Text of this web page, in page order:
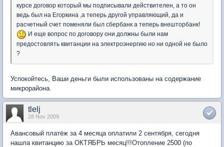
курсе договор который мы подписывали действителен, а то он
ведь был на Егоркина ,а теперь другой управляющий, да и
расчетный счет поменяли был сбербанк а теперь внешторбанк!
И еще вопрос по договору они должны были нам
предостовлять квитанции на электроэнергию но ни одной не было
?
Успокойтесь, Ваши деньги были использованы на содержание
микрорайона.
tlelj
28 Nov 2009
Авансовый платёж за 4 месяца оплатили 2 сентября, сегодня
нашла квитанцию за ОКТЯБРЬ месяц!!!Отопление 2500 (по